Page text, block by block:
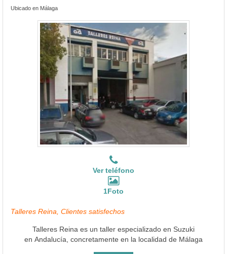
Ubicado en Málaga
Ver teléfono
1Foto
Talleres Reina, Clientes satisfechos
Talleres Reina es un taller especializado en Suzuki
en Andalucía, concretamente en la localidad de Málaga